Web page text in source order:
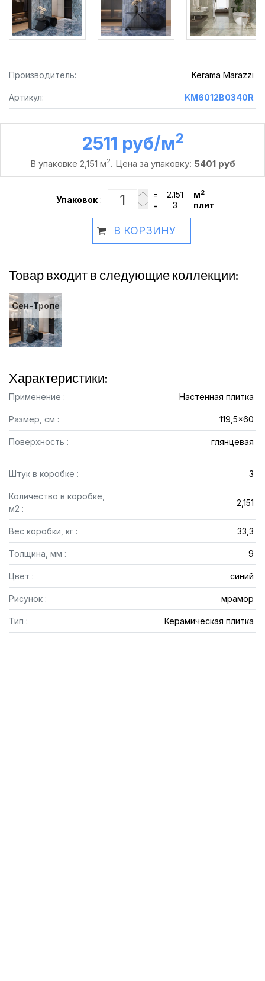
Производитель: Kerama Marazzi
Артикул: KM6012B0340R
2511 руб /м2
В упаковке 2,151 м2. Цена за упаковку: 5401 руб
Упаковок :
= м2
= плит
В КОРЗИНУ
Товар входит в следующие коллекции:
Сен-Тропе
Характеристики:
Применение : Настенная плитка
Размер, см : 119,5x60
Поверхность : глянцевая
Штук в коробке : 3
Количество в коробке,
м2 :
2,151
Вес коробки, кг : 33,3
Толщина, мм : 9
Цвет : синий
Рисунок : мрамор
Тип : Керамическая плитка